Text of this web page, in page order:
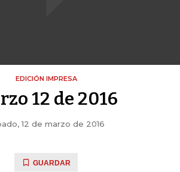
EDICIÓN IMPRESA
12 de 2016
12 de marzo de 2016
GUARDAR